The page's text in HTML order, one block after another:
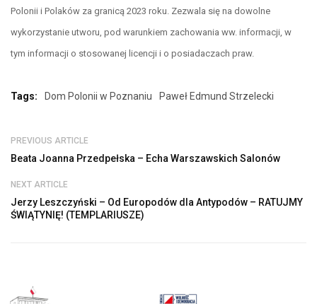
Polonii i Polaków za granicą 2023 roku. Zezwala się na dowolne
wykorzystanie utworu, pod warunkiem zachowania ww. informacji, w
tym informacji o stosowanej licencji i o posiadaczach praw.
Tags: Dom Polonii w Poznaniu Paweł Edmund Strzelecki
PREVIOUS ARTICLE
Beata Joanna Przedpełska – Echa Warszawskich Salonów
NEXT ARTICLE
Jerzy Leszczyński – Od Europodów dla Antypodów – RATUJMY
ŚWIĄTYNIĘ! (TEMPLARIUSZE)